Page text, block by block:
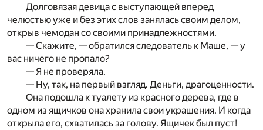
Долговязая девица с выступающей вперед
челюстью уже и без этих слов занялась своим делом,
открыв чемодан со своими принадлежностями.
— Скажите, — обратился следователь к Маше, — у
вас ничего не пропало?
— Я не проверяла.
— Ну, так, на первый взгляд. Деньги, драгоценности.
Она подошла к туалету из красного дерева, где в
одном из ящичков она хранила свои украшения. И когда
открыла его, схватилась за голову. Ящичек был пуст!